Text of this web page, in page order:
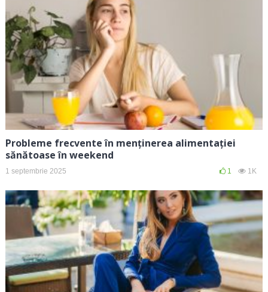
Probleme frecvente în menținerea alimentației
sănătoase în weekend
1 septembrie 2025 1 1K